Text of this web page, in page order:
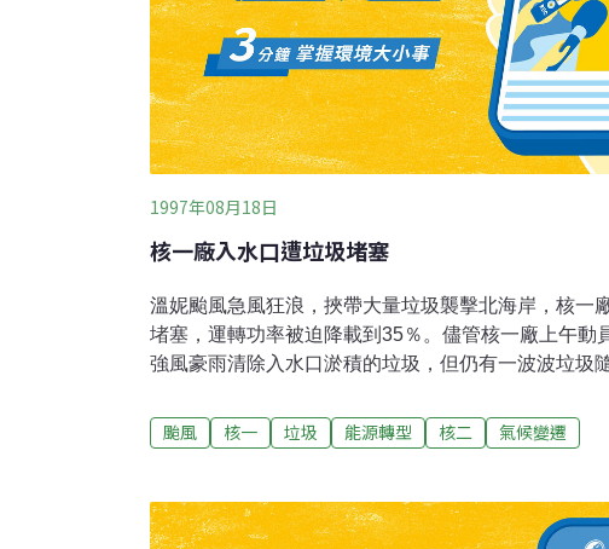
1997年08月18日
核一廠入水口遭垃圾堵塞
溫妮颱風急風狂浪，挾帶大量垃圾襲擊北海岸，核一
堵塞，運轉功率被迫降載到35％。儘管核一廠上午動
強風豪雨清除入水口淤積的垃圾，但仍有一波波垃圾
當其衝。原子能委員會核能管制處處長黃慶東表示，
的影響並不大，反而是隨著風雨漂來的大量垃圾，嚴
進海水供應電廠運轉所需的冷卻用水，為避免冷卻水
惡化，引發跳機，核一廠兩部機組同時被迫降載到35
颱風 核一 垃圾 能源轉型 核二 氣候變遷